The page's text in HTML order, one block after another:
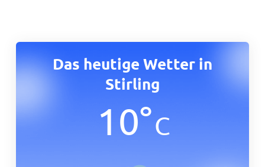
Das heutige Wetter in
Stirling
10°C